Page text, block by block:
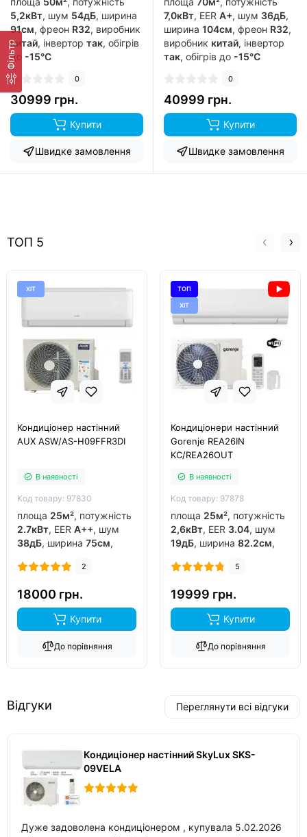
Фільтр
5,2кВт, шум 54дБ, ширина
91см, фреон R32, виробник
китай, інвертор так, обігрів
до -15°C
0
30999 грн.
Купити
Швидке замовлення
7,0кВт, EER A+, шум 36дБ,
ширина 104см, фреон R32,
виробник китай, інвертор
так, обігрів до -15°C
0
40999 грн.
Купити
Швидке замовлення
ТОП 5
ХІТ
Кондиціонер настінний
AUX ASW/AS-H09FFR3DI
В наявності
Код товару: 97830
площа 25м², потужність
2.7кВт, EER A++, шум
38дБ, ширина 75см,
китай, інвертор
2
18000 грн.
Купити
До порівняння
ТОП
ХІТ
Кондиціонери настінний
Gorenje REA26IN
KC/REA26OUT
В наявності
Код товару: 97878
площа 25м², потужність
2,6кВт, EER 3.04, шум
19дБ, ширина 82.2см,
китай, інвертор
5
19999 грн.
Купити
До порівняння
Відгуки Переглянути всі відгуки
Кондиціонер настінний SkyLux SKS-
09VELA
Дуже задоволена кондиціонером , купувала 5.02.2026